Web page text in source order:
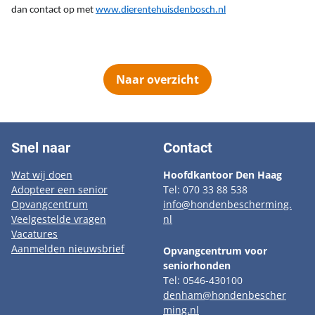
dan contact op met www.dierentehuisdenbosch.nl
Naar overzicht
Snel naar
Wat wij doen
Adopteer een senior
Opvangcentrum
Veelgestelde vragen
Vacatures
Aanmelden nieuwsbrief
Contact
Hoofdkantoor Den Haag
Tel: 070 33 88 538
info@hondenbescherming.
nl
Opvangcentrum voor
seniorhonden
Tel: 0546-430100
denham@hondenbescher
ming.nl